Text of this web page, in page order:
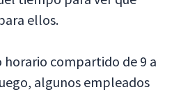
ellos.
horario compartido de 9 a
algunos empleados